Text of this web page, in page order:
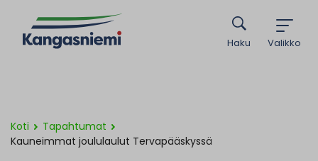
Valikko
Haku
Koti
Tapahtumat
Kauneimmat joululaulut Tervapääskyssä